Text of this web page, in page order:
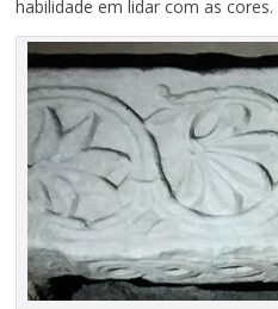
habilidade em lidar com as cores.